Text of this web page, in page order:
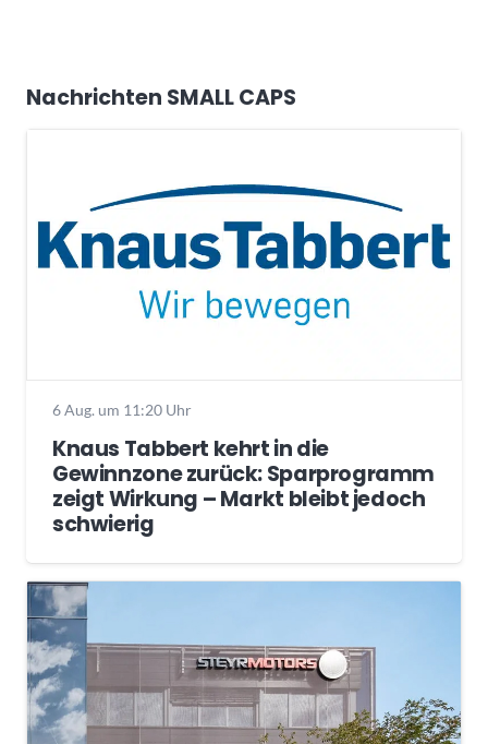
Nachrichten SMALL CAPS
6 Aug. um 11:20 Uhr
Knaus Tabbert kehrt in die
Gewinnzone zurück: Sparprogramm
zeigt Wirkung – Markt bleibt jedoch
schwierig